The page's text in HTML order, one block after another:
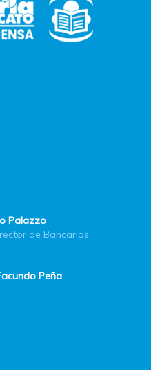
Palazzo
de Bancarios:
Peña